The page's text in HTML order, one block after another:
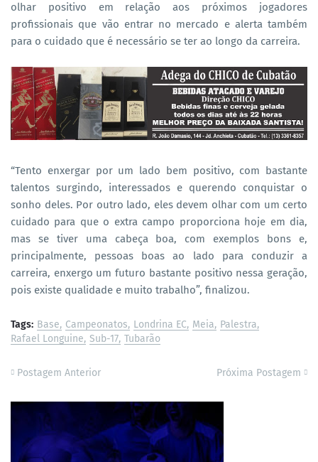
olhar positivo em relação aos próximos jogadores
profissionais que vão entrar no mercado e alerta também
para o cuidado que é necessário se ter ao longo da carreira.
“Tento enxergar por um lado bem positivo, com bastante
talentos surgindo, interessados e querendo conquistar o
sonho deles. Por outro lado, eles devem olhar com um certo
cuidado para que o extra campo proporciona hoje em dia,
mas se tiver uma cabeça boa, com exemplos bons e,
principalmente, pessoas boas ao lado para conduzir a
carreira, enxergo um futuro bastante positivo nessa geração,
pois existe qualidade e muito trabalho”, finalizou.
Tags: Base Campeonatos Londrina EC Meia Palestra
Rafael Longuine Sub-17 Tubarão
Postagem Anterior Próxima Postagem